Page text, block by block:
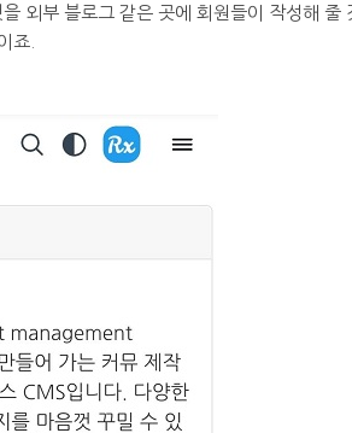
외부 블로그 같은 곳에 회원들이 작성해
죠.